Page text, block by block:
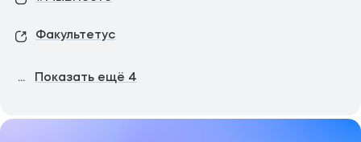
Факультетус
... Показать ещё 4